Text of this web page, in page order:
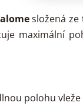
složená
maximální
polohu vleže